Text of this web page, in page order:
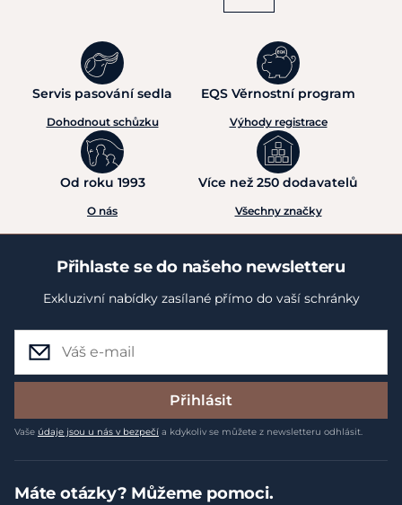
Servis pasování sedla
Dohodnout schůzku
EQS Věrnostní program
Výhody registrace
Od roku 1993
O nás
Více než 250 dodavatelů
Všechny značky
Přihlaste se do našeho newsletteru
Exkluzivní nabídky zasílané přímo do vaší schránky
Přihlásit
Vaše údaje jsou u nás v bezpečí a kdykoliv se můžete z newsletteru odhlásit.
Máte otázky? Můžeme pomoci.